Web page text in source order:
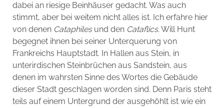
dabei an riesige Beinhäuser gedacht. Was auch
stimmt, aber bei weitem nicht alles ist. Ich erfahre hier
von denen Cataphilesund den Cataflics. Will Hunt
begegnet ihnen bei seiner Unterquerung von
Frankreichs Hauptstadt. In Hallen aus Stein, in
unterirdischen Steinbrüchen aus Sandstein, aus
denen im wahrsten Sinne des Wortes die Gebäude
dieser Stadt geschlagen worden sind. Denn Paris steht
teils auf einem Untergrund der ausgehöhlt ist wie ein